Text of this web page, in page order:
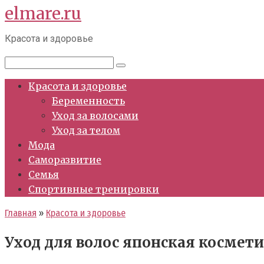
Перейти
к
контенту
elmare.ru
Красота и здоровье
Красота и здоровье
Беременность
Уход за волосами
Уход за телом
Мода
Саморазвитие
Семья
Спортивные тренировки
Главная » Красота и здоровье
Уход для волос японская